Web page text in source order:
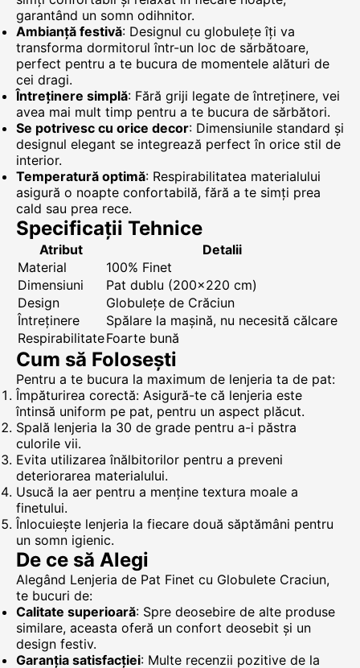
garantând un somn odihnitor.
Ambianță festivă: Designul cu globulețe îți va
transforma dormitorul într-un loc de sărbătoare,
perfect pentru a te bucura de momentele alături de
cei dragi.
Întreținere simplă: Fără griji legate de întreținere, vei
avea mai mult timp pentru a te bucura de sărbători.
Se potrivesc cu orice decor: Dimensiunile standard și
designul elegant se integrează perfect în orice stil de
interior.
Temperatură optimă: Respirabilitatea materialului
asigură o noapte confortabilă, fără a te simți prea
cald sau prea rece.
Specificații Tehnice
Atribut
Detalii
Material
100% Finet
Dimensiuni
Pat dublu (200x220 cm)
Design
Globulețe de Crăciun
Întreținere
Spălare la mașină, nu necesită călcare
RespirabilitateFoarte bună
Cum să Folosești
Pentru a te bucura la maximum de lenjeria ta de pat:
Împăturirea corectă: Asigură-te că lenjeria este
întinsă uniform pe pat, pentru un aspect plăcut.
Spală lenjeria la 30 de grade pentru a-i păstra
culorile vii.
Evita utilizarea înălbitorilor pentru a preveni
deteriorarea materialului.
Usucă la aer pentru a menține textura moale a
finetului.
Înlocuiește lenjeria la fiecare două săptămâni pentru
un somn igienic.
De ce să Alegi
Alegând Lenjeria de Pat Finet cu Globulete Craciun,
te bucuri de:
Calitate superioară: Spre deosebire de alte produse
similare, aceasta oferă un confort deosebit și un
design festiv.
Garanția satisfacției: Multe recenzii pozitive de la